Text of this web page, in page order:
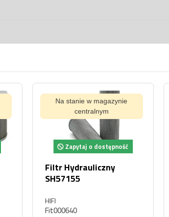
Na stanie w magazynie
centralnym
Zapytaj o dostępność
Filtr Hydrauliczny
SH57155
HIFI
Fit000640